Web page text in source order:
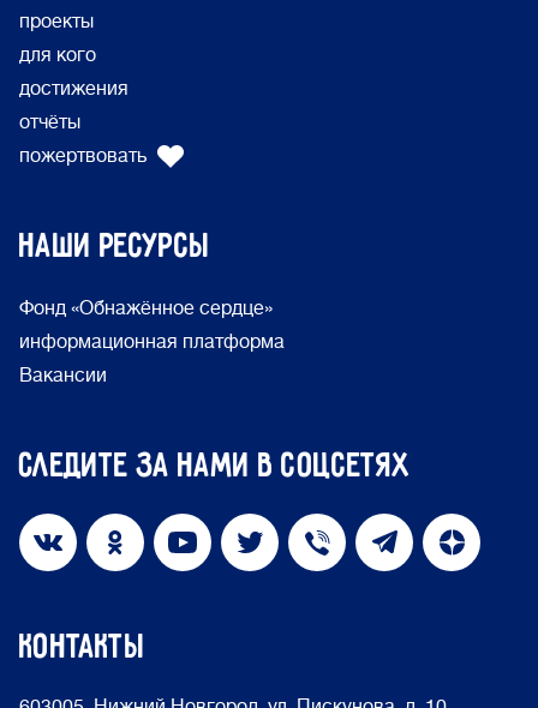
проекты
для кого
достижения
отчёты
пожертвовать
Наши ресурсы
Фонд «Обнажённое сердце»
информационная платформа
Вакансии
Следите за нами в соцсетях
КОНТАКТЫ